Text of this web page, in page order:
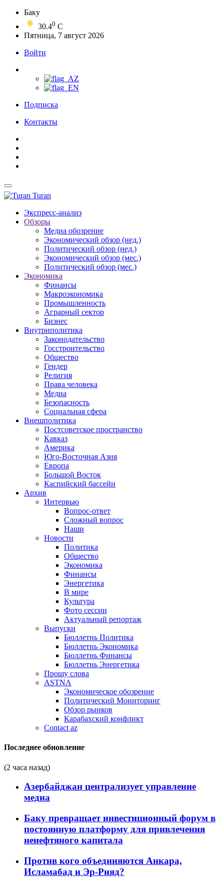
Баку
30.40 C
Пятница, 7 август 2026
Войти
Подписка
Контакты
Turan
Экспресс-анализ
Обзоры
Медиа обозрение
Экономический обзор (нед.)
Политический обзор (нед.)
Экономический обзор (мес.)
Политический обзор (мес.)
Экономика
Финансы
Макроэкономика
Промышленность
Аграрный сектор
Бизнес
Внутриполитика
Законодательство
Госстроительство
Общество
Гендер
Религия
Права человека
Медиа
Безопасность
Социальная сфера
Внешполитика
Постсоветское пространство
Кавказ
Америка
Юго-Восточная Азия
Европа
Большой Восток
Каспийский бассейн
Архив
Интервью
Вопрос-ответ
Сложный вопрос
Наши
Новости
Политика
Общество
Экономика
Финансы
Энергетика
В мире
Культура
Фото сессии
Актуальный репортаж
Выпуски
Бюллетнь Политика
Бюллетнь Экономика
Бюллетнь Финансы
Бюллетнь Энергетика
Прошу слова
ASTNA
Экономическое обозрение
Политический Мониторинг
Обзор рынков
Карабахский конфликт
Contact az
Последнее обновление
(2 часа назад)
Азербайджан централизует управление
медиа
Баку превращает инвестиционный форум в
постоянную платформу для привлечения
ненефтяного капитала
Против кого объединяются Анкара,
Исламабад и Эр-Рияд?